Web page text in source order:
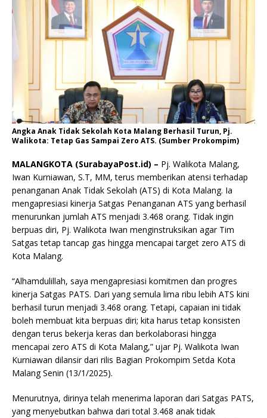
Angka Anak Tidak Sekolah Kota Malang Berhasil Turun, Pj.
Walikota: Tetap Gas Sampai Zero ATS. (Sumber Prokompim)
MALANGKOTA (SurabayaPost.id) – Pj. Walikota Malang,
Iwan Kurniawan, S.T, MM, terus memberikan atensi terhadap
penanganan Anak Tidak Sekolah (ATS) di Kota Malang. Ia
mengapresiasi kinerja Satgas Penanganan ATS yang berhasil
menurunkan jumlah ATS menjadi 3.468 orang. Tidak ingin
berpuas diri, Pj. Walikota Iwan menginstruksikan agar Tim
Satgas tetap tancap gas hingga mencapai target zero ATS di
Kota Malang.
“Alhamdulillah, saya mengapresiasi komitmen dan progres
kinerja Satgas PATS. Dari yang semula lima ribu lebih ATS kini
berhasil turun menjadi 3.468 orang. Tetapi, capaian ini tidak
boleh membuat kita berpuas diri; kita harus tetap konsisten
dengan terus bekerja keras dan berkolaborasi hingga
mencapai zero ATS di Kota Malang,” ujar Pj. Walikota Iwan
Kurniawan dilansir dari rilis Bagian Prokompim Setda Kota
Malang Senin (13/1/2025).
Menurutnya, dirinya telah menerima laporan dari Satgas PATS,
yang menyebutkan bahwa dari total 3.468 anak tidak